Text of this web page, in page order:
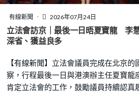
有線新聞 2026年07月24日
立法會訪京｜最後一日晤夏寶龍 李
深省、獲益良多
【有線新聞】立法會議員完成在北京的
察，行程最後一日與港澳辦主任夏寶龍
肯定立法會的工作，鼓勵議員持續認真